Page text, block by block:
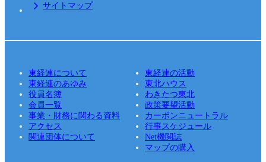
サイトマップ
東経連について
東経連の活動
東経連のあゆみ
東北ハウス
役員名簿
わきたつ東北
会員一覧
政策要望活動
事業・財務に関わる資料
カーボンニュートラル
アクセス
行事スケジュール
関連団体について
Net機関誌
マップの購入